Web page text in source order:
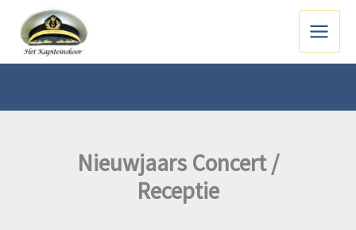
naar
inhoud
Main
Nieuwjaars Concert /
Receptie